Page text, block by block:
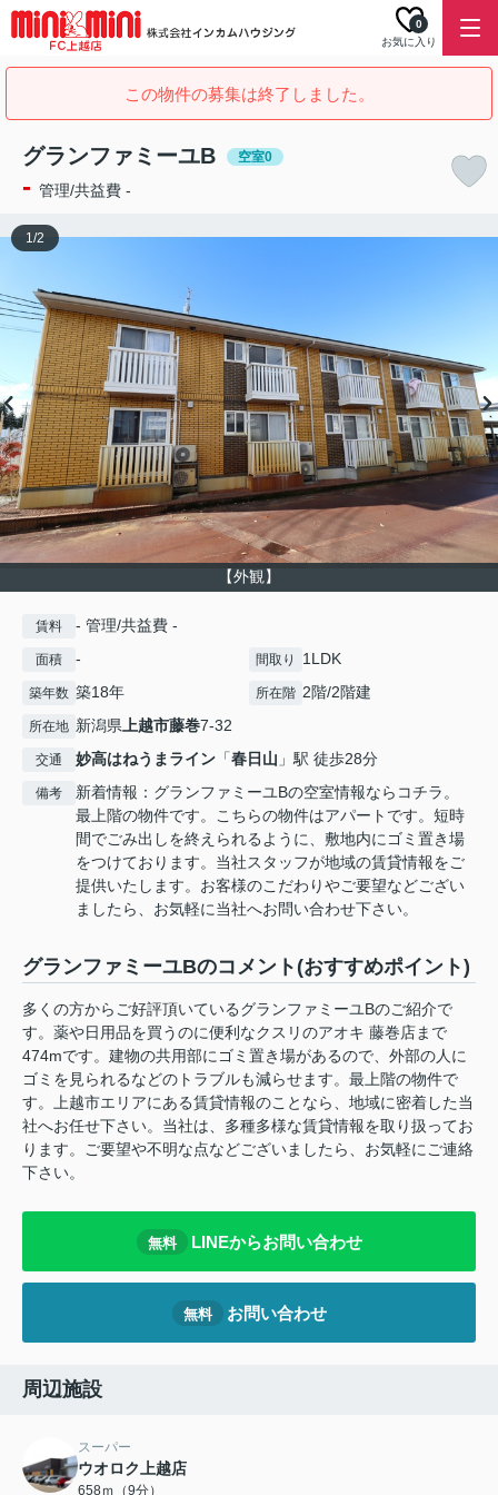
お気に入り
0
この物件の募集は終了しました。
グランファミーユB 空室0
- 管理/共益費 -
【外観】
1/2
賃料 - 管理/共益費 -
面積 - 間取り 1LDK
築年数 築18年 所在階 2階/2階建
所在地 新潟県上越市藤巻7-32
交通 妙高はねうまライン 「春日山 」駅 徒歩28分
備考
新着情報：グランファミーユBの空室情報ならコチラ。
最上階の物件です。こちらの物件はアパートです。短時
間でごみ出しを終えられるように、敷地内にゴミ置き場
をつけております。当社スタッフが地域の賃貸情報をご
提供いたします。お客様のこだわりやご要望などござい
ましたら、お気軽に当社へお問い合わせ下さい。
グランファミーユBのコメント(おすすめポイント)
多くの方からご好評頂いているグランファミーユBのご紹介で
す。薬や日用品を買うのに便利なクスリのアオキ 藤巻店まで
474mです。建物の共用部にゴミ置き場があるので、外部の人に
ゴミを見られるなどのトラブルも減らせます。最上階の物件で
す。上越市エリアにある賃貸情報のことなら、地域に密着した当
社へお任せ下さい。当社は、多種多様な賃貸情報を取り扱ってお
ります。ご要望や不明な点などございましたら、お気軽にご連絡
下さい。
無料 LINEからお問い合わせ
無料 お問い合わせ
周辺施設
スーパー
ウオロク上越店
658ｍ（9分）